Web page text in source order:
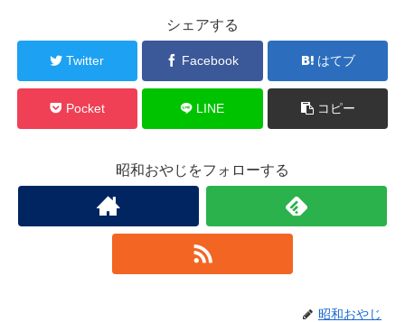
シェアする
Twitter Facebook はてブ
Pocket LINE コピー
昭和おやじをフォローする
昭和おやじ